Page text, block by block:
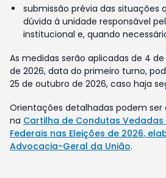
submissão prévia das situações
dúvida à unidade responsável
institucional e, quando
As medidas serão aplicadas de 4
de 2026, data do primeiro turno,
25 de outubro de 2026, caso haja
Orientações detalhadas podem ser
na Cartilha de Condutas Vedadas
Federais nas Eleições de 2026,
Advocacia-Geral da União.